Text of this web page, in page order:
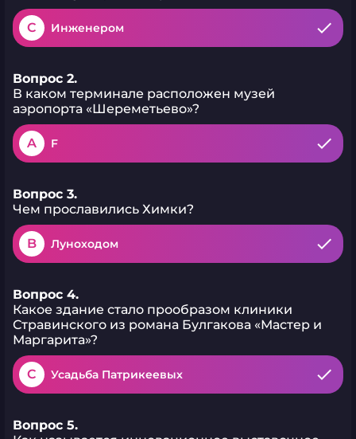
C Инженером
Вопрос 2.
В каком терминале расположен музей
аэропорта «Шереметьево»?
A F
Вопрос 3.
Чем прославились Химки?
B Луноходом
Вопрос 4.
Какое здание стало прообразом клиники
Стравинского из романа Булгакова «Мастер и
Маргарита»?
C Усадьба Патрикеевых
Вопрос 5.